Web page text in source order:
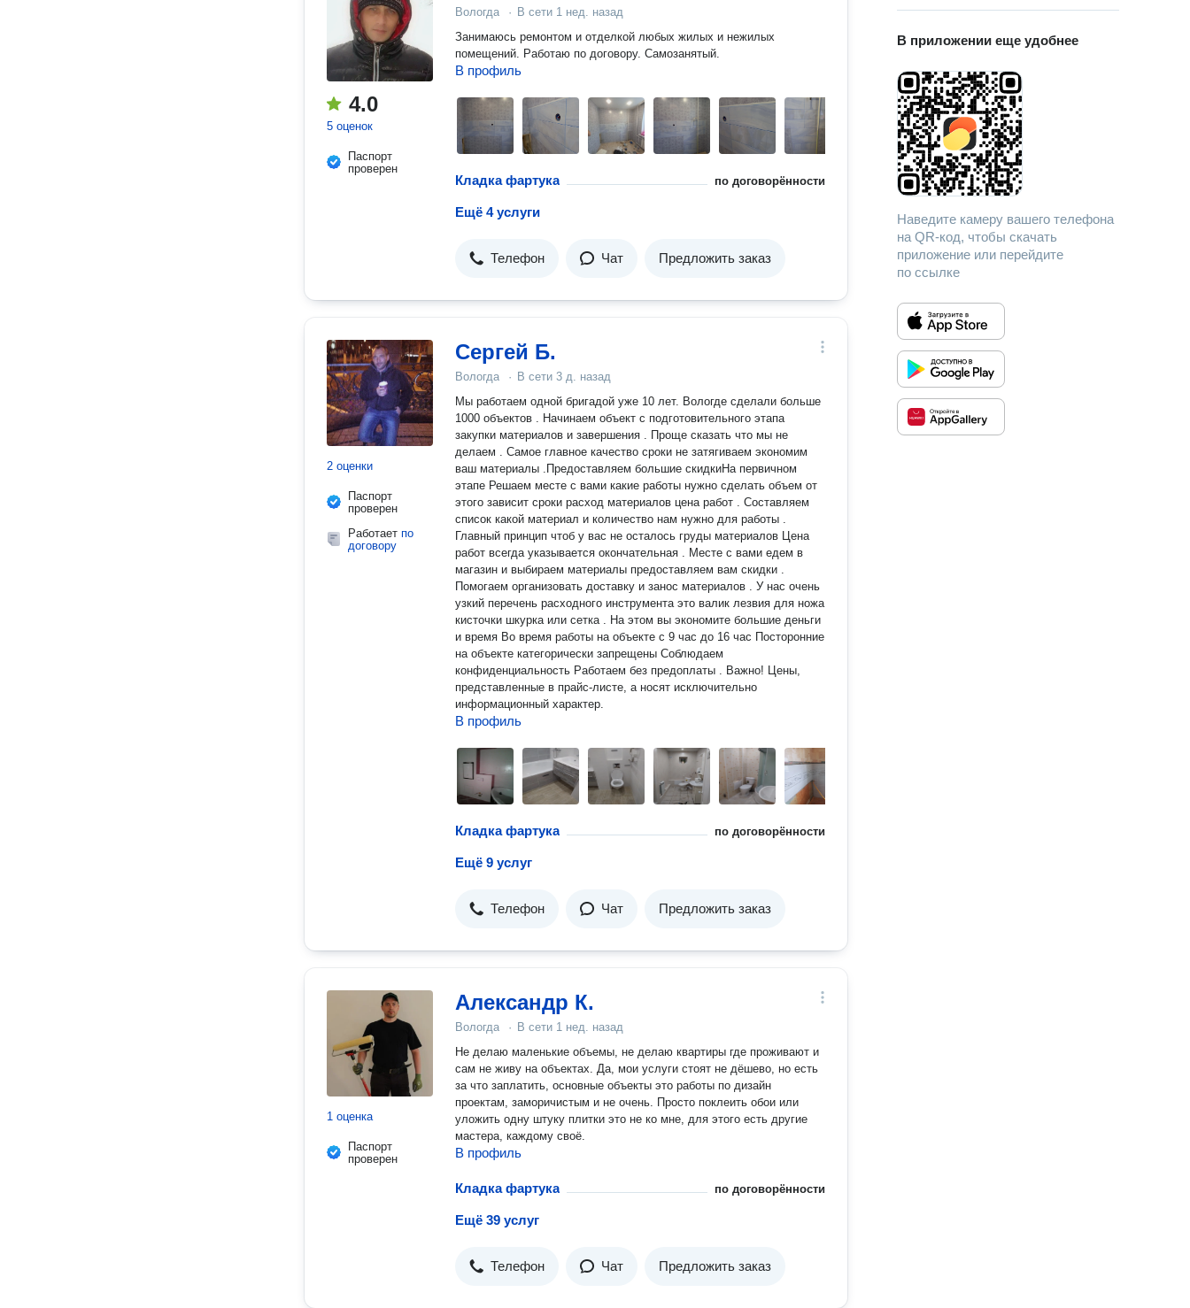
4.0
5 оценок
Паспорт
проверен
Вологда · В сети 1 нед. назад
Занимаюсь ремонтом и отделкой любых жилых и нежилых
помещений. Работаю по договору. Самозанятый.
В профиль
Кладка фартука по договорённости
Ещё 4 услуги
Телефон Чат Предложить заказ
2 оценки
Паспорт
проверен
Работает по
договору
Сергей Б.
Вологда · В сети 3 д. назад
Мы работаем одной бригадой уже 10 лет. Вологде сделали больше
1000 объектов . Начинаем объект с подготовительного этапа
закупки материалов и завершения . Проще сказать что мы не
делаем . Самое главное качество сроки не затягиваем экономим
ваш материалы .Предоставляем большие скидкиНа первичном
этапе Решаем месте с вами какие работы нужно сделать объем от
этого зависит сроки расход материалов цена работ . Составляем
список какой материал и количество нам нужно для работы .
Главный принцип чтоб у вас не осталось груды материалов Цена
работ всегда указывается окончательная . Месте с вами едем в
магазин и выбираем материалы предоставляем вам скидки .
Помогаем организовать доставку и занос материалов . У нас очень
узкий перечень расходного инструмента это валик лезвия для ножа
кисточки шкурка или сетка . На этом вы экономите большие деньги
и время Во время работы на объекте с 9 час до 16 час Посторонние
на объекте категорически запрещены Соблюдаем
конфиденциальность Работаем без предоплаты . Важно! Цены,
представленные в прайс-листе, а носят исключительно
информационный характер.
В профиль
Кладка фартука по договорённости
Ещё 9 услуг
Телефон Чат Предложить заказ
1 оценка
Паспорт
проверен
Александр К.
Вологда · В сети 1 нед. назад
Не делаю маленькие объемы, не делаю квартиры где проживают и
сам не живу на объектах. Да, мои услуги стоят не дёшево, но есть
за что заплатить, основные объекты это работы по дизайн
проектам, заморичистым и не очень. Просто поклеить обои или
уложить одну штуку плитки это не ко мне, для этого есть другие
мастера, каждому своё.
В профиль
Кладка фартука по договорённости
Ещё 39 услуг
Телефон Чат Предложить заказ
В приложении еще удобнее
Наведите камеру вашего телефона
на QR-код, чтобы скачать
приложение или перейдите
по ссылке